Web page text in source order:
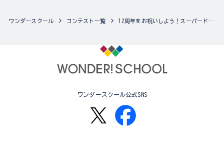
ワンダースクール コンテスト一覧 12周年をお祝いしよう！スーパードラゴンボールヒーローズ イラスト天下一武道会
ワンダースクール公式SNS